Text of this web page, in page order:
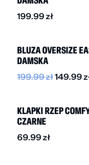
199.99zł
BLUZA OVERSIZE
DAMSKA
199.99zł149.99
KLAPKI RZEP
CZARNE
69.99zł